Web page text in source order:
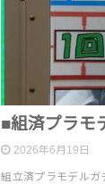
■組済プラモ
2026年6月19日
組立済プラモデルガ